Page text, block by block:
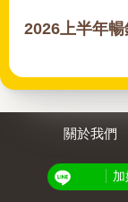
2026上半年
關於我們